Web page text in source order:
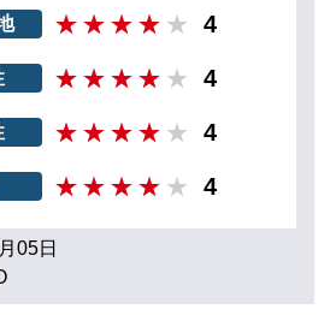
4
4
4
4
05日